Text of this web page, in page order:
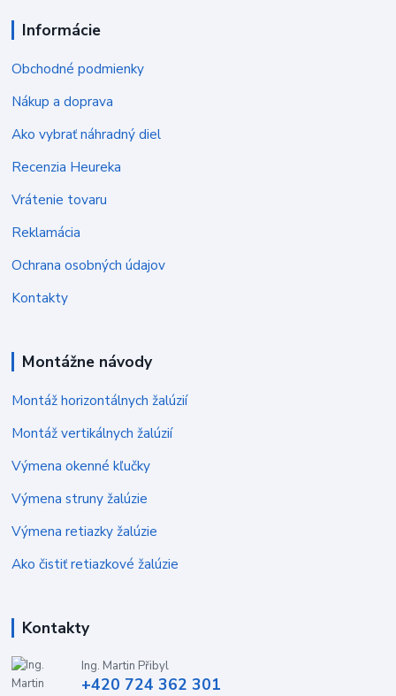
Informácie
Obchodné podmienky
Nákup a doprava
Ako vybrať náhradný diel
Recenzia Heureka
Vrátenie tovaru
Reklamácia
Ochrana osobných údajov
Kontakty
Montážne návody
Montáž horizontálnych žalúzií
Montáž vertikálnych žalúzií
Výmena okenné kľučky
Výmena struny žalúzie
Výmena retiazky žalúzie
Ako čistiť retiazkové žalúzie
Kontakty
Ing. Martin Přibyl
+420 724 362 301